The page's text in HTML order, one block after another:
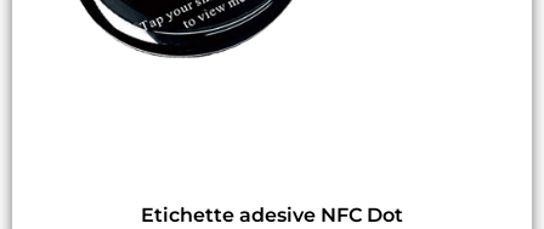
Etichette adesive NFC Dot